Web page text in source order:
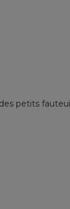
petits